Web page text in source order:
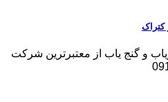
و گنج یاب از معتبرترین شرکت